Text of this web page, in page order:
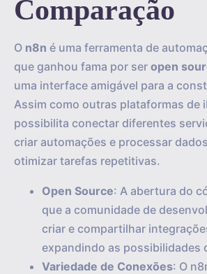
Comparação
O n8n é uma ferramenta de
que ganhou fama por ser open
uma interface amigável para a
Assim como outras plataformas de
possibilita conectar diferentes
criar automações e processar
otimizar tarefas repetitivas.
Open Source: A abertura do
que a comunidade de
criar e compartilhar
expandindo as possibilidades
Variedade de Conexões: O